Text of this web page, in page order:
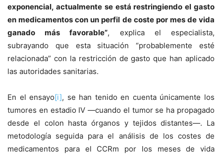
exponencial, actualmente se está restringiendo el gasto
en medicamentos con un perfil de coste por mes de vida
ganado más favorable”, explica el especialista,
subrayando que esta situación “probablemente esté
relacionada” con la restricción de gasto que han aplicado
las autoridades sanitarias.
En el ensayo[i], se han tenido en cuenta únicamente los
tumores en estadio IV —cuando el tumor se ha propagado
desde el colon hasta órganos y tejidos distantes—. La
metodología seguida para el análisis de los costes de
medicamentos para el CCRm por los meses de vida